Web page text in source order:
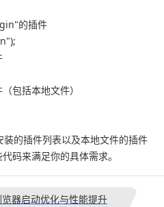
的插件
包括本地文件）
的插件列表以及本地文件的插件
码来满足你的具体需求。
器启动优化与性能提升